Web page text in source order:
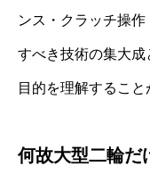
ンス・クラッチ操
すべき技術の集大成
目的を理解すること
何故大型二輪だ